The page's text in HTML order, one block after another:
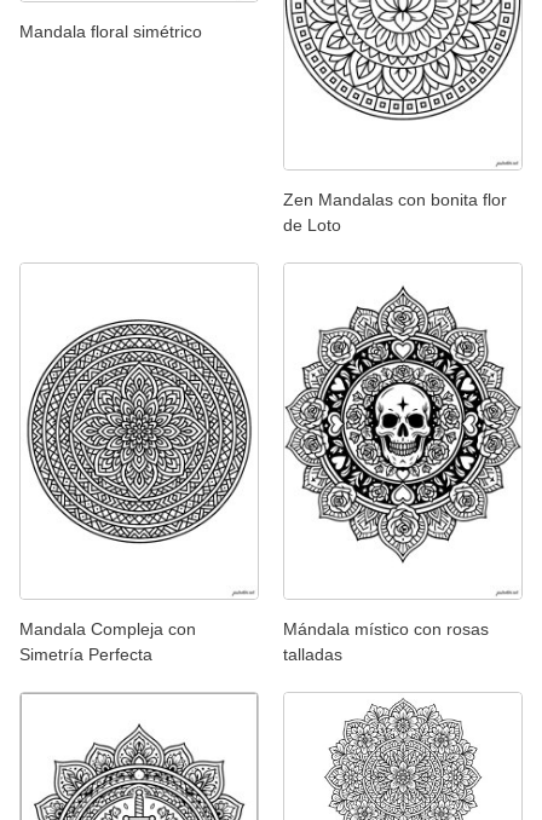
Mandala floral simétrico
Zen Mandalas con bonita flor
de Loto
Mandala Compleja con
Simetría Perfecta
Mándala místico con rosas
talladas